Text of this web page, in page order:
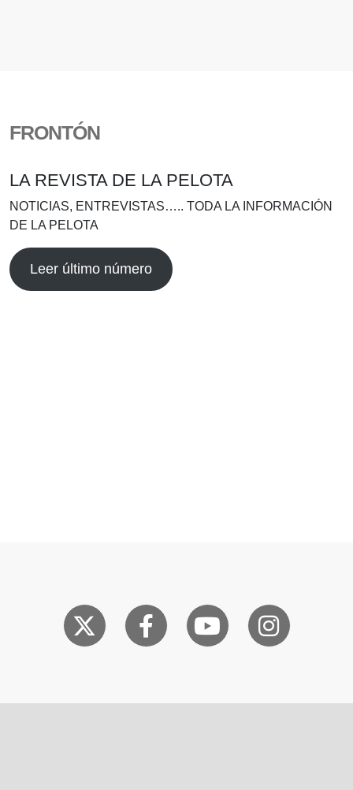
FRONTÓN
LA REVISTA DE LA PELOTA
NOTICIAS, ENTREVISTAS….. TODA LA INFORMACIÓN
DE LA PELOTA
Leer último número